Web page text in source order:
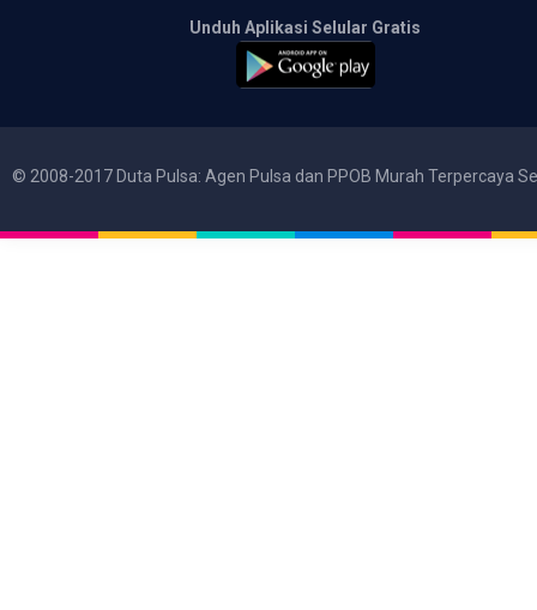
Unduh Aplikasi Selular Gratis
© 2008-2017 Duta Pulsa: Agen Pulsa dan PPOB Murah Terpercaya